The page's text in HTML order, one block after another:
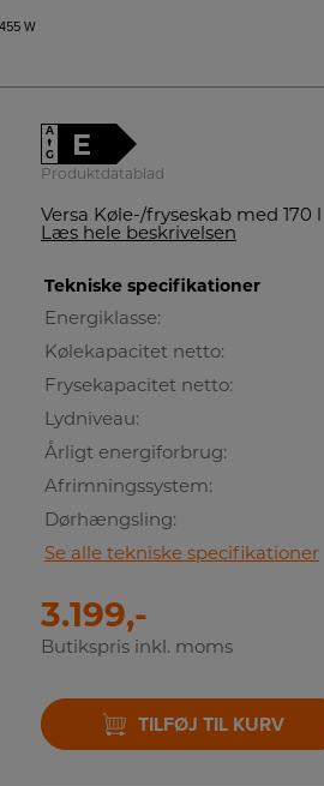
W
A
↑
G
E
Produktdatablad
Versa Køle-/fryseskab med
Læs hele beskrivelsen
Tekniske specifikationer
Energiklasse:
Kølekapacitet netto:
Frysekapacitet netto:
Lydniveau:
Årligt energiforbrug:
Afrimningssystem:
Dørhængsling:
Se alle tekniske specifikationer
3.199,-
Butikspris inkl. moms
TILFØJ TIL KURV